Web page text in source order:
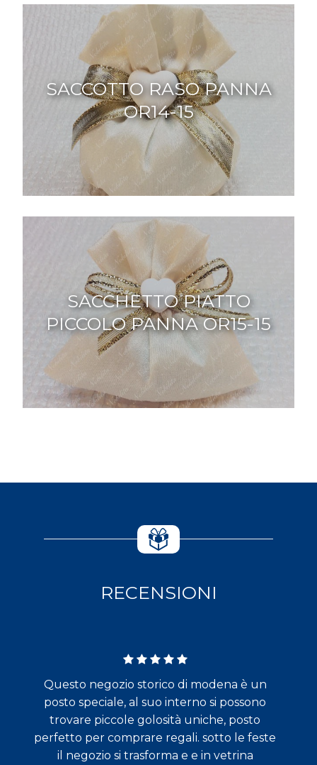
SACCOTTO RASO PANNA
OR14-15
SACCHETTO PIATTO
PICCOLO PANNA OR15-15
RECENSIONI
Questo negozio storico di modena è un
posto speciale, al suo interno si possono
trovare piccole golosità uniche, posto
perfetto per comprare regali. sotto le feste
il negozio si trasforma e e in vetrina